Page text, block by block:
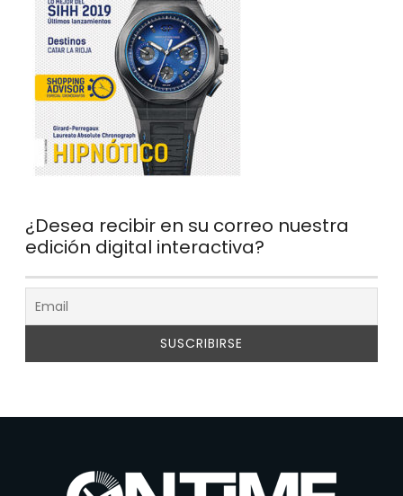
¿Desea recibir en su correo nuestra
edición digital interactiva?